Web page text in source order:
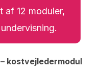
af 12 moduler,
kostvejledermodul